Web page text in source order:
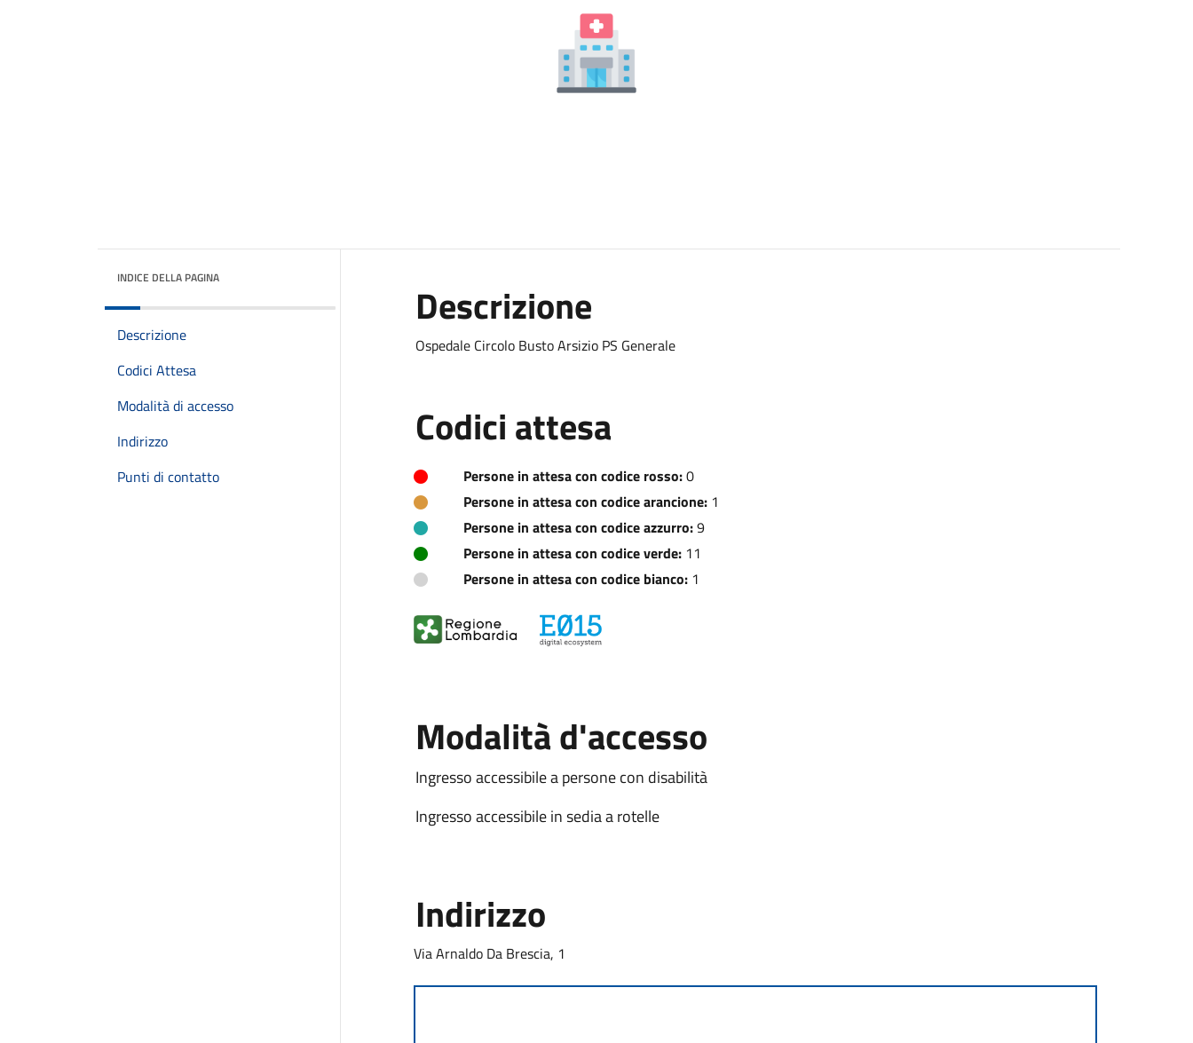
INDICE DELLA PAGINA
Descrizione
Codici Attesa
Modalità di accesso
Indirizzo
Punti di contatto
Descrizione
Ospedale Circolo Busto Arsizio PS Generale
Codici attesa
Persone in attesa con codice rosso:0
Persone in attesa con codice arancione:1
Persone in attesa con codice azzurro:9
Persone in attesa con codice verde:11
Persone in attesa con codice bianco:1
Modalità d'accesso
Ingresso accessibile a persone con disabilità
Ingresso accessibile in sedia a rotelle
Indirizzo
Via Arnaldo Da Brescia, 1